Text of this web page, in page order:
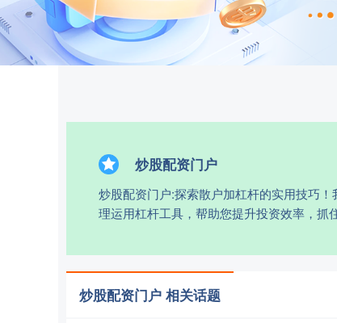
炒股配资门户
炒股配资门户:探索散户加杠杆的实用技巧
理运用杠杆工具，帮助您提升投资效率，
炒股配资门户 相关话题